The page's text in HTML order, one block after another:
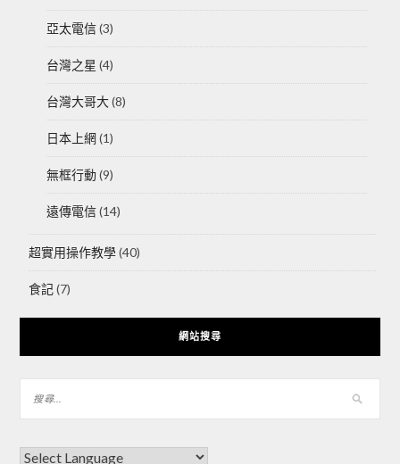
亞太電信(3)
台灣之星 (4)
台灣大哥大(8)
日本上網(1)
無框行動(9)
遠傳電信(14)
超實用操作教學(40)
食記(7)
網站搜尋